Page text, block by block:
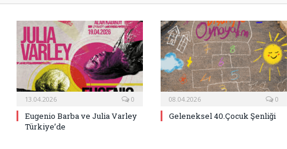
13.04.2026 0
Eugenio Barba ve Julia Varley
Türkiye’de
08.04.2026 0
Geleneksel 40.Çocuk Şenliği